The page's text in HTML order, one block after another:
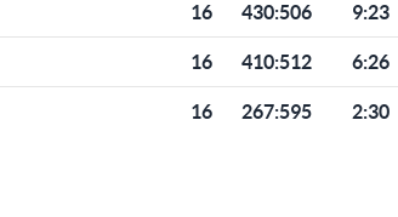
16 430:506 9:23
16 410:512 6:26
16 267:595 2:30